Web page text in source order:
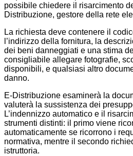
possibile chiedere il risarcimento
Distribuzione, gestore della rete
La richiesta deve contenere il
l’indirizzo della fornitura, la
dei beni danneggiati e una stima
consigliabile allegare fotografie,
disponibili, e qualsiasi altro
danno.
E-Distribuzione esaminerà la
valuterà la sussistenza dei
L’indennizzo automatico e il
strumenti distinti: il primo viene
automaticamente se ricorrono i
normativa, mentre il secondo
istruttoria.